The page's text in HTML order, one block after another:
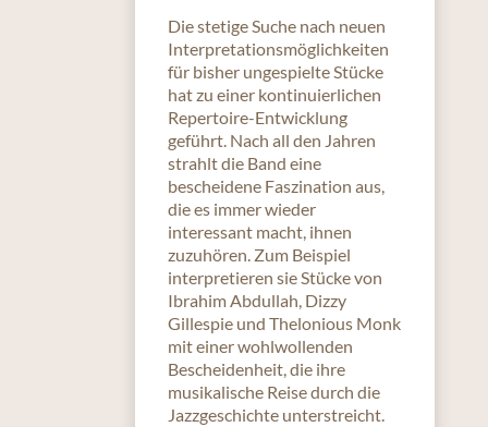
Die stetige Suche nach neuen
Interpretationsmöglichkeiten
für bisher ungespielte Stücke
hat zu einer kontinuierlichen
Repertoire-Entwicklung
geführt. Nach all den Jahren
strahlt die Band eine
bescheidene Faszination aus,
die es immer wieder
interessant macht, ihnen
zuzuhören. Zum Beispiel
interpretieren sie Stücke von
Ibrahim Abdullah, Dizzy
Gillespie und Thelonious Monk
mit einer wohlwollenden
Bescheidenheit, die ihre
musikalische Reise durch die
Jazzgeschichte unterstreicht.